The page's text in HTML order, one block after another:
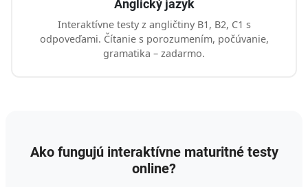
Anglický jazyk
Interaktívne testy z angličtiny B1, B2, C1 s
odpoveďami. Čítanie s porozumením, počúvanie,
gramatika – zadarmo.
Ako fungujú interaktívne maturitné testy
online?